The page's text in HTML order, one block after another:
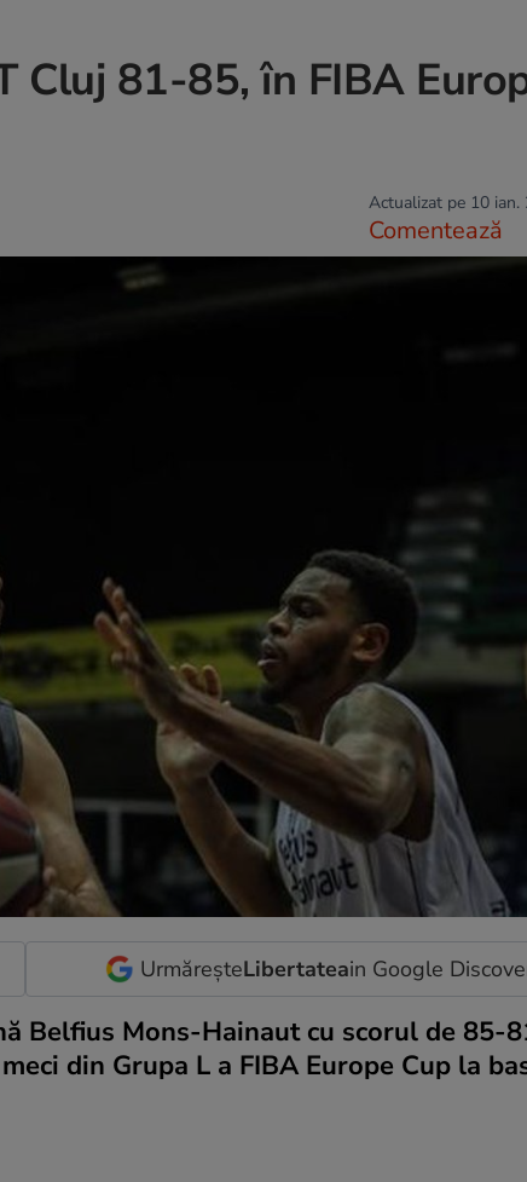
Cluj 81-85, în FIBA
Actualizat pe 10 ian.
Comentează
UrmăreșteLibertateain Google
Belfius Mons-Hainaut cu scorul de 85-
din Grupa L a FIBA Europe Cup la